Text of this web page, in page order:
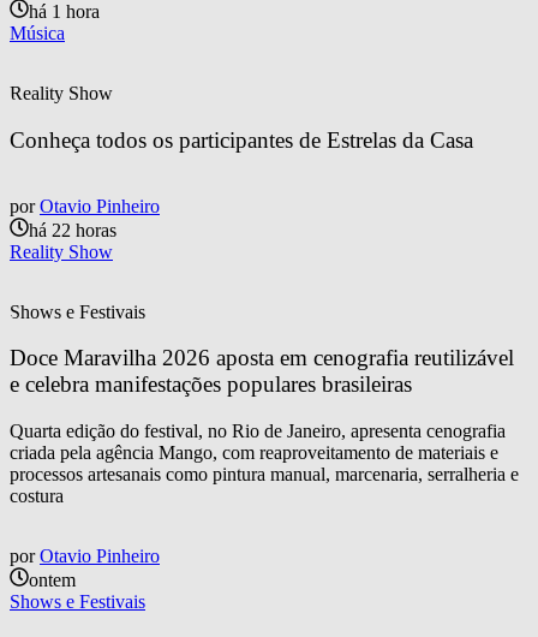
há 1 hora
Música
Reality Show
Conheça todos os participantes de Estrelas da Casa
por Otavio Pinheiro
há 22 horas
Reality Show
Shows e Festivais
Doce Maravilha 2026 aposta em cenografia reutilizável
e celebra manifestações populares brasileiras
Quarta edição do festival, no Rio de Janeiro, apresenta cenografia
criada pela agência Mango, com reaproveitamento de materiais e
processos artesanais como pintura manual, marcenaria, serralheria e
costura
por Otavio Pinheiro
ontem
Shows e Festivais